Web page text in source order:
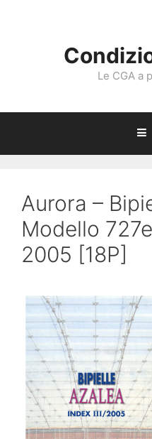
Le CGA a
Aurora –
Modello
2005 [18P]